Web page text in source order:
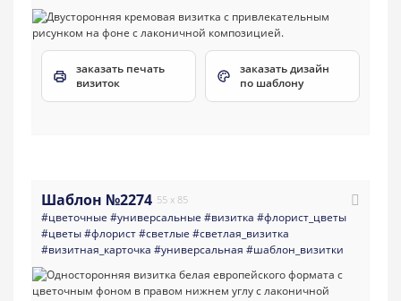
заказать печать
визиток
заказать дизайн
по шаблону
Шаблон №2274 55 x 85
#цветочные #универсальные #визитка #флорист_цветы
#цветы#флорист#светлые #светлая_визитка
#визитная_карточка #универсальная #шаблон_визитки